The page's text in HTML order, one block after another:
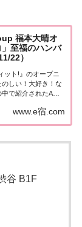
福本大晴オ
至福のハンバ
22）
ット!』のオープニ
しい！大好き！な
で紹介されたAぇ!
した。詳しくはこち
www.e宿.com
谷 B1F